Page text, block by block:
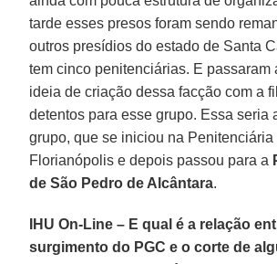
tarde esses presos foram sendo
outros presídios do estado de Santa
tem cinco penitenciárias. E passaram
ideia de criação dessa facção com a
detentos para esse grupo. Essa seria
grupo, que se iniciou na Penitenciária
Florianópolis e depois passou para a
de São Pedro de Alcântara.
IHU On-Line – E qual é a relação
surgimento do PGC e o corte de